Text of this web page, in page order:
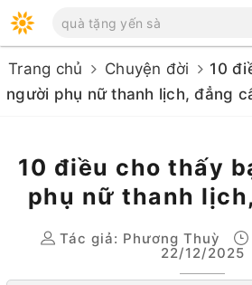
Trang chủ Chuyện đời
10
người phụ nữ thanh lịch, đẳng
10 điều cho thấy
phụ nữ thanh
Tác giả: Phương Thuỳ
22/12/2025